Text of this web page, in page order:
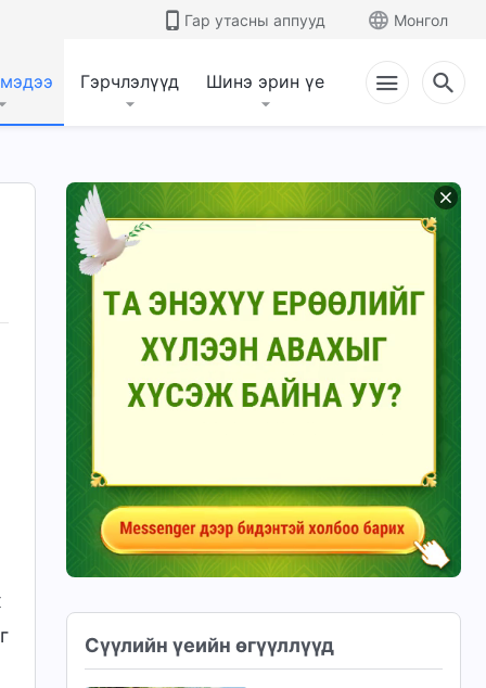
Гар утасны аппууд Монгол
Гэрчлэлүүд Шинэ эрин үе
Сүүлийн үеийн өгүүллүүд